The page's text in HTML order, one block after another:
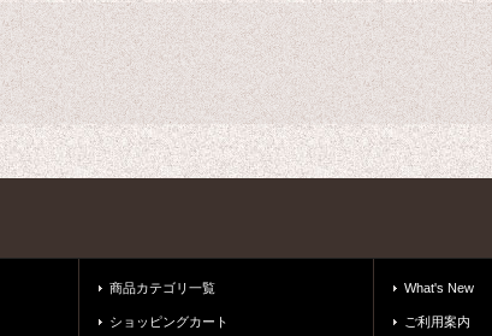
商品カテゴリ一覧
ショッピングカート
What's New
ご利用案内